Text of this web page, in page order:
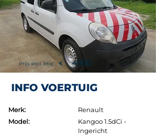
Prijs excl. btw€ 4950
INFO VOERTUIG
Merk:
Model:
Renault
Kangoo 1.5dCi -
Ingericht